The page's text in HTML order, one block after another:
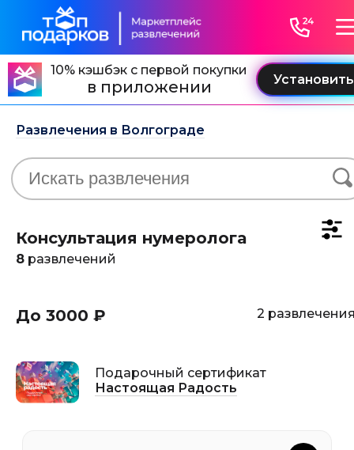
10% кэшбэк с первой покупки
в приложении
Развлечения в Волгограде
Консультация нумеролога
8 развлечений
До 3000 ₽ 2
Подарочный сертификат
Настоящая Радость